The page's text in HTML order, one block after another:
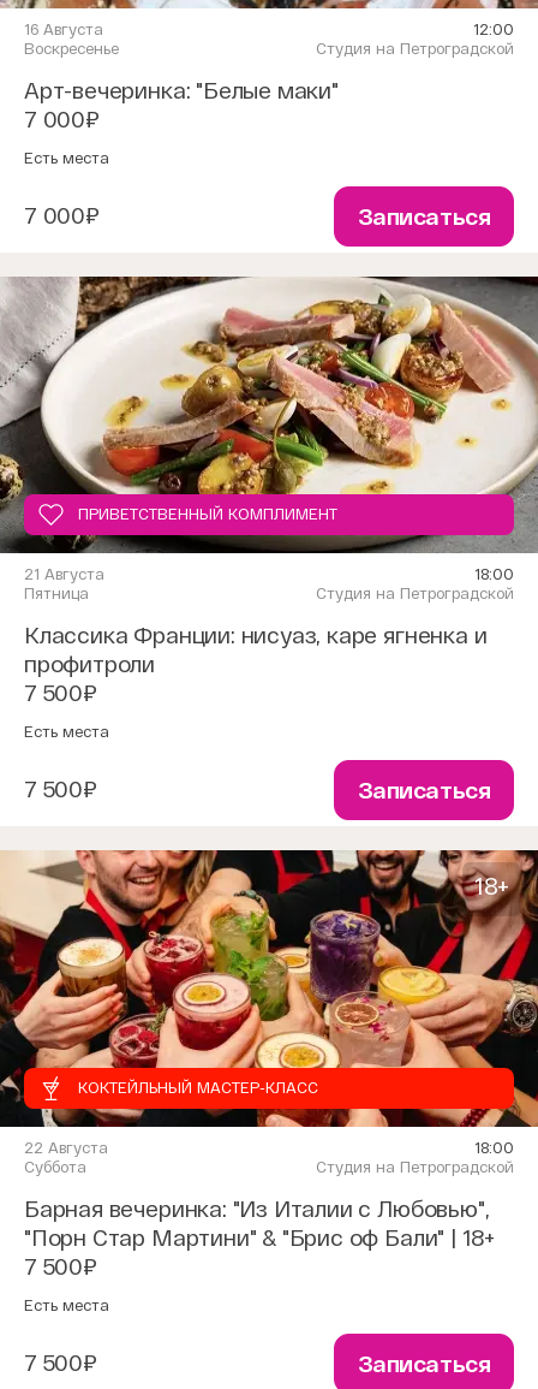
16 Августа
Воскресенье
12:00
Студия на Петроградской
Арт-вечеринка: "Белые маки"
7 000₽
Есть места
7 000₽ Записаться
ПРИВЕТСТВЕННЫЙ КОМПЛИМЕНТ
21 Августа
Пятница
18:00
Студия на Петроградской
Классика Франции: нисуаз, каре ягненка и
профитроли
7 500₽
Есть места
7 500₽ Записаться
18+
КОКТЕЙЛЬНЫЙ МАСТЕР-КЛАСС
22 Августа
Суббота
18:00
Студия на Петроградской
Барная вечеринка: "Из Италии с Любовью",
"Порн Стар Мартини" & "Брис оф Бали" | 18+
7 500₽
Есть места
7 500₽ Записаться